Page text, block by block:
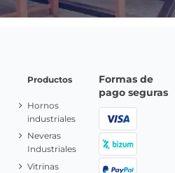
Productos
Hornos
industriales
Neveras
Industriales
Vitrinas
Formas de
pago seguras